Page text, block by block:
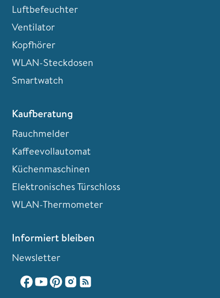
Luftbefeuchter
Ventilator
Kopfhörer
WLAN-Steckdosen
Smartwatch
Kaufberatung
Rauchmelder
Kaffeevollautomat
Küchenmaschinen
Elektronisches Türschloss
WLAN-Thermometer
Informiert bleiben
Newsletter